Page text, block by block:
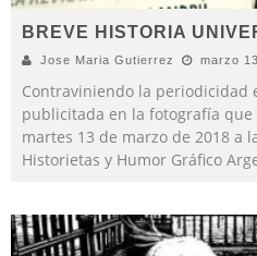
BREVE HISTORIA
Jose Maria Gutierrez marzo
Contraviniendo la periodicidad
publicitada en la fotografía que
martes 13 de marzo de 2018 a
Historietas y Humor Gráfico